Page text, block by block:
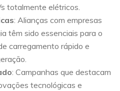
totalmente elétricos.
: Alianças com empresas
têm sido essenciais para o
carregamento rápido e
: Campanhas que destacam
tecnológicas e